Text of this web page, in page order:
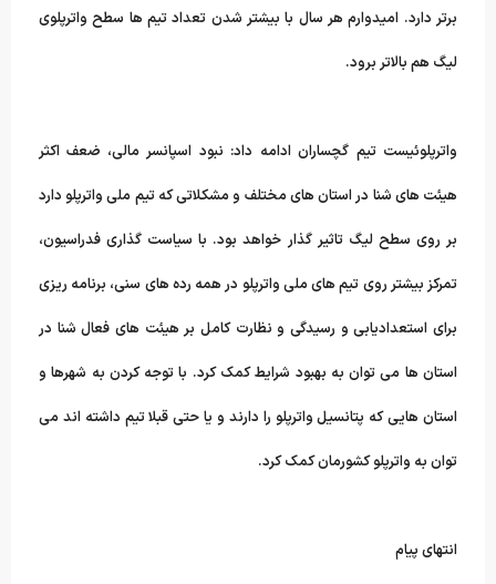
برتر دارد. امیدوارم هر سال با بیشتر شدن تعداد تیم ها سطح واترپلوی
لیگ هم بالاتربرود.
واترپلوئیست تیم گچساران ادامه داد: نبود اسپانسر مالی، ضعف اکثر
هیئتهای شنا در استان های مختلف و مشکلاتی که تیم ملی واترپلو دارد
بر روی سطح لیگ تاثیر گذار خواهد بود. با سیاست گذاری فدراسیون،
تمرکز بیشتر رویتیم های ملی واترپلو در همه رده های سنی، برنامه ریزی
برای استعدادیابی و رسیدگی و نظارت کامل بر هیئت های فعال شنا در
استان ها می توان به بهبودشرایط کمک کرد. با توجه کردن به شهرها و
استان هایی که پتانسیل واترپلو را دارند و یا حتی قبلا تیم داشته اند می
توان به واترپلو کشورمان کمککرد.
انتهای پیام